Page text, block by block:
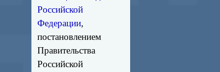
Российской
Федерации,
постановлением
Правительства
Российской